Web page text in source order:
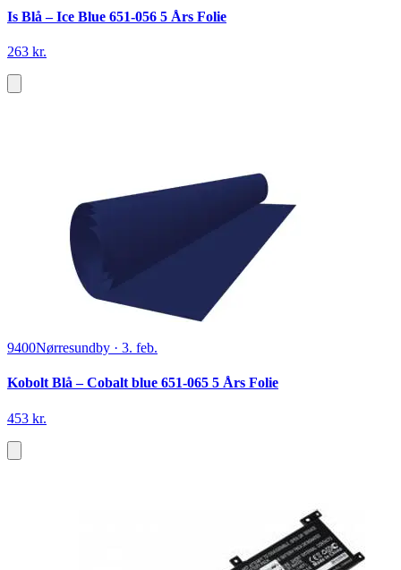
Is Blå – Ice Blue 651-056 5 Års Folie
263 kr.
9400Nørresundby · 3. feb.
Kobolt Blå – Cobalt blue 651-065 5 Års Folie
453 kr.